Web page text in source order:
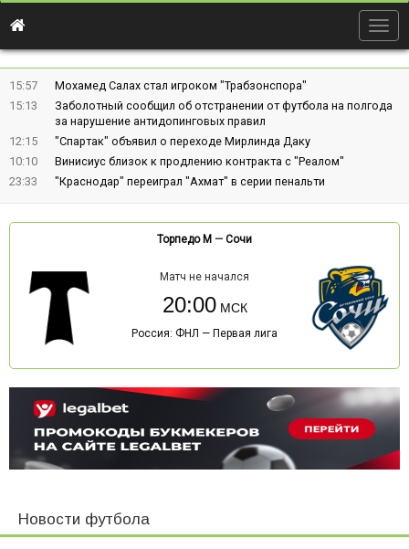
15:57
Мохамед Салах стал игроком "Трабзонспора"
15:13
Заболотный сообщил об отстранении от футбола на полгода
за нарушение антидопинговых правил
12:15
"Спартак" объявил о переходе Мирлинда Даку
10:10
Винисиус близок к продлению контракта с "Реалом"
23:33
"Краснодар" переиграл "Ахмат" в серии пенальти
Торпедо М — Сочи
Матч не начался
20:00
Россия: ФНЛ — Первая лига
Новости футбола